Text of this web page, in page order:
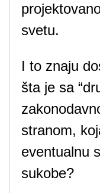
svetu.
I to znaju
šta je sa
stranom,
eventualnu
sukobe?